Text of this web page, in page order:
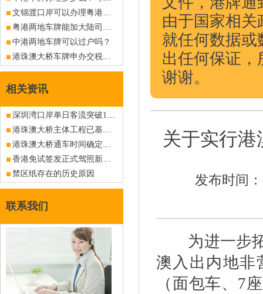
文锦渡口岸可以办理粤港车牌吗？有没现牌出售？
粤港两地车牌能加大陆司机吗？
中港两地车牌可以过户吗？
港珠澳大桥车牌申办交税是多少？
相关资讯
深圳湾口岸单日客流突破19.7万 创开通十六年来新高
港珠澳大桥主体工程已基本具备通车条件，但元旦通车消息并不属实
港珠澳大桥通车时间确定，粤港车牌商务车可从大桥通关往返珠海与香港!
香港免试签发正式驾照新规2026年1月实施：全面推行电子即日筹服务
禁区纸存在的历史原因
联系我们
由于国家相
就任何数据或
出任何保证，
谢谢。
关于实行
发布时间
为进一步拓
澳入出内地非
（面包车、7